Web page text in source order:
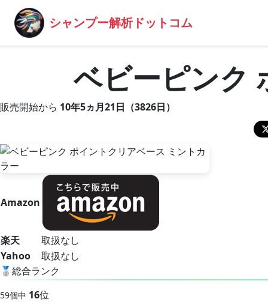
シャンプー解析ドットコム
ベビーピンク
販売開始から 10年5ヵ月21日（3826日）
Amazon
楽天
取扱なし
Yahoo
取扱なし
🥈 総合ランク
59個中 16位